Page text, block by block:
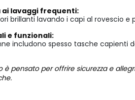
ai lavaggi frequenti:
brillanti lavando i capi al rovescio
e funzionali:
includono spesso tasche capienti
è pensato per offrire sicurezza e